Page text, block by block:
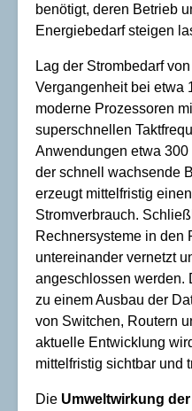
benötigt, deren Betrieb
Energiebedarf steigen
Lag der Strombedarf
Vergangenheit bei etwa
moderne Prozessoren
superschnellen
Anwendungen etwa 300
der schnell wachsende
erzeugt mittelfristig
Stromverbrauch.
Rechnersysteme in den
untereinander vernetzt
angeschlossen werden.
zu einem Ausbau der
von Switchen, Routern
aktuelle Entwicklung
mittelfristig sichtbar und
Die Umweltwirkung der